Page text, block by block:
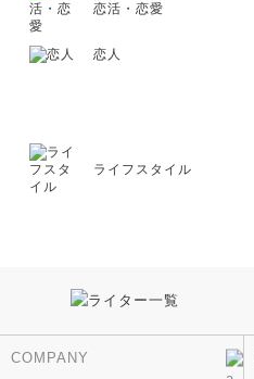
恋活・恋愛
恋人
ライフスタイル
COMPANY